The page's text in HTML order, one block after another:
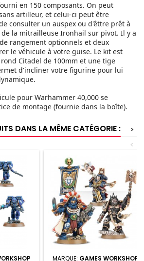
en 150 composants. On peut
artilleur, et celui-ci peut être
consulter un auspex ou d'êttre prêt à
la mitrailleuse Ironhail sur pivot. Il y a
rangement optionnels et deux
le véhicule à votre guise. Le kit est
Citadel de 100mm et une tige
d'incliner votre figurine pour lui
pour Warhammer 40,000 se
de montage (fournie dans la boîte).
DANS LA MÊME CATÉGORIE :
>
<
MARQUE: GAMES WORKSHOP